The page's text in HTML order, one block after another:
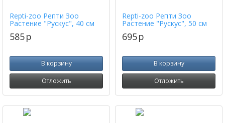
Repti-zoo Репти Зоо
Растение "Рускус", 40 cм
585p
В корзину
Отложить
Repti-zoo Репти Зоо
Растение "Рускус", 50 cм
695p
В корзину
Отложить